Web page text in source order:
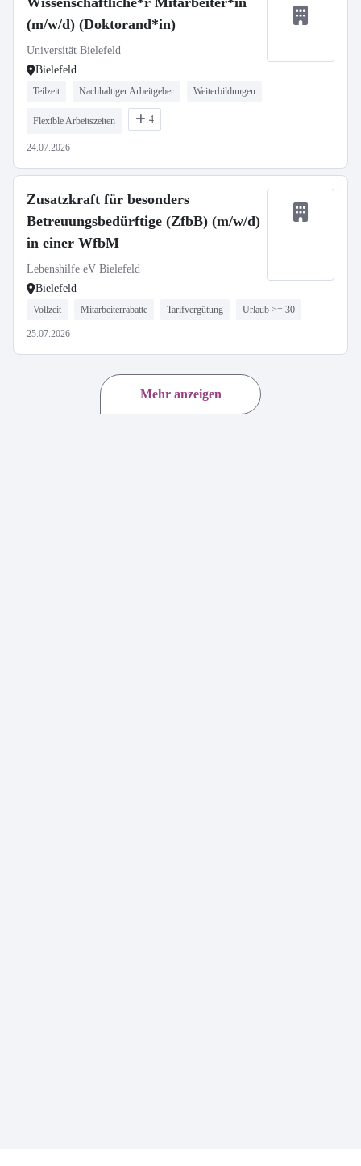
(m/w/d) (Doktorand*in)
Universität Bielefeld
Bielefeld
Teilzeit Nachhaltiger Arbeitgeber Weiterbildungen
Flexible Arbeitszeiten 4
24.07.2026
Zusatzkraft für besonders
Betreuungsbedürftige (ZfbB) (m/w/d)
in einer WfbM
Lebenshilfe eV Bielefeld
Bielefeld
Vollzeit Mitarbeiterrabatte Tarifvergütung Urlaub >= 30
25.07.2026
Mehr anzeigen